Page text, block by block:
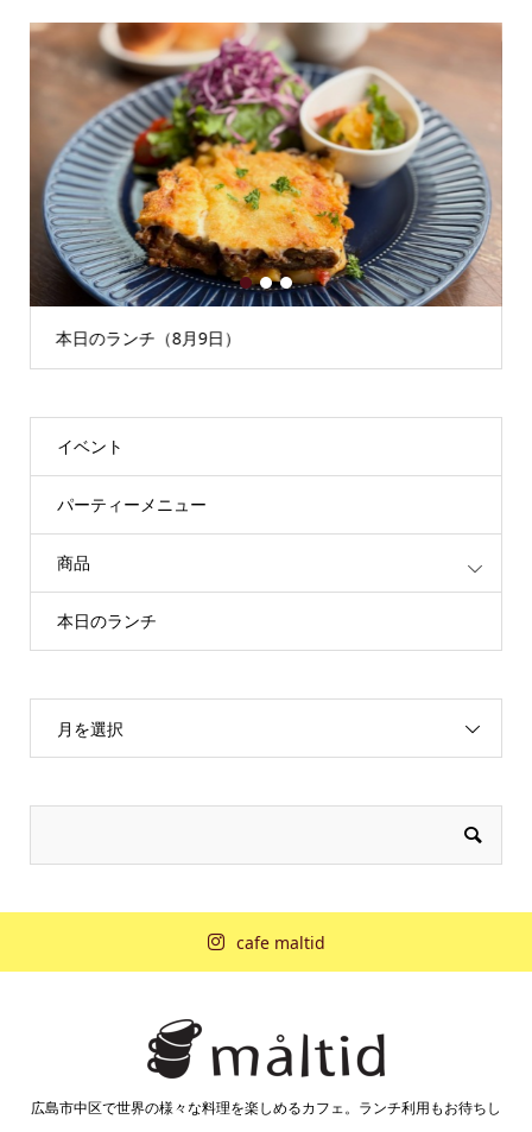
本日のランチ（8月9日）
1 2 3
イベント
パーティーメニュー
商品
本日のランチ
月を選択
cafe maltid
広島市中区で世界の様々な料理を楽しめるカフェ。ランチ利用もお待ちし